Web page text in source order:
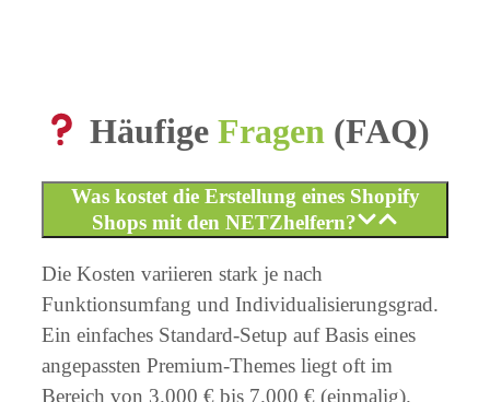
HäufigeFragen (FAQ)
Was kostet die Erstellung eines Shopify
Shops mit den NETZhelfern?
Die Kosten variieren stark je nach
Funktionsumfang und Individualisierungsgrad.
Ein einfaches Standard-Setup auf Basis eines
angepassten Premium-Themes liegt oft im
Bereich von 3.000 € bis 7.000 € (einmalig).